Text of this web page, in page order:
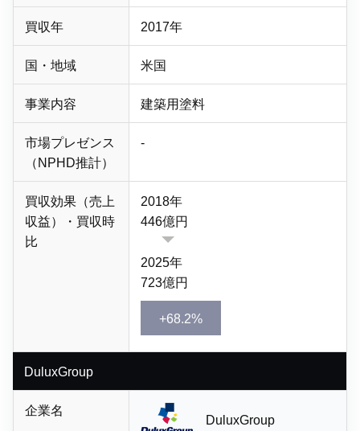
買収年 2017年
国・地域 米国
事業内容 建築用塗料
市場プレゼンス
（NPHD推計）
-
買収効果（売上
収益）・買収時
比
2018年
446億円
2025年
723億円
+68.2%
DuluxGroup
企業名
DuluxGroup